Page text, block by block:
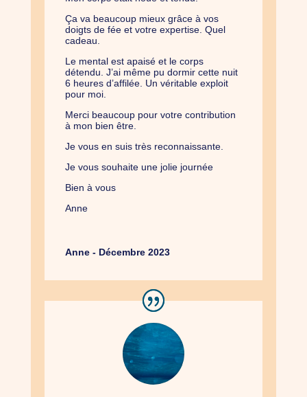
Ça va beaucoup mieux grâce à vos
doigts de fée et votre expertise. Quel
cadeau.
Le mental est apaisé et le corps
détendu. J’ai même pu dormir cette nuit
6 heures d’affilée. Un véritable exploit
pour moi.
Merci beaucoup pour votre contribution
à mon bien être.
Je vous en suis très reconnaissante.
Je vous souhaite une jolie journée
Bien à vous
Anne
Anne - Décembre 2023